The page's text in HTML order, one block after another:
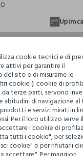
e ben fornito,
cookie tecnici e di
attivi per garantire il
sito e di misurarne le
cookie (i cookie di
terze parti, servono
abitudini di navigazione al
e servizi mirati in
Per il loro utilizzo serve
i cookie di
tutti i cookie", per
cookie" o per rifiutarli